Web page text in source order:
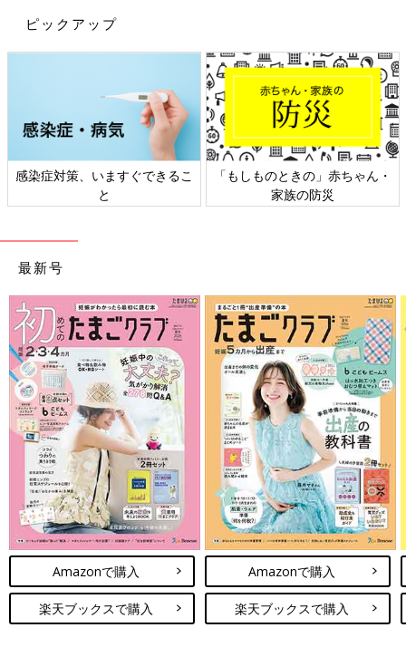
出典：Instagramアカウント「s7.k8.m」
s7.k8.mさんは「KIDS ウォームパデッドウォッシャブルジャケッ
ト」を購入。2,990円→1,990円とお買い得価格になっていたんだ
とか。スナップボタンなので、お子さんでもカンタンに着脱がで
きそうですよね。
姉妹おそろいで「ウォームイージースカート」をゲ
ット！
ピックアップ
感染症対策、いますぐできるこ
と
「もしものときの」赤ちゃん・
家族の防災
最新号
Amazonで購入
楽天ブックスで購入
Amazonで購入
楽天ブックスで購入